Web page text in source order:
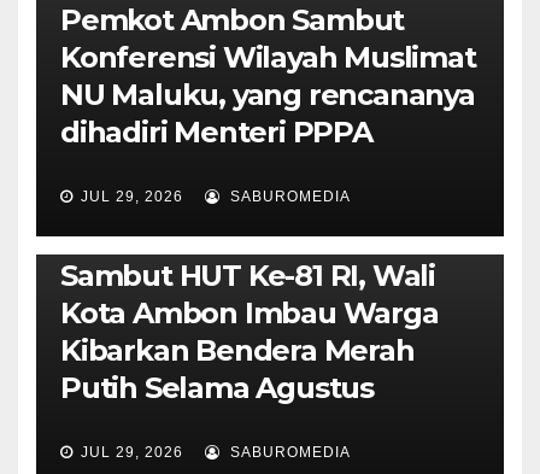
Pemkot Ambon Sambut
Konferensi Wilayah Muslimat
NU Maluku, yang rencananya
dihadiri Menteri PPPA
JUL 29, 2026 SABUROMEDIA
AMBON METRO POLITIK & PEMERINTAHAN
Sambut HUT Ke-81 RI, Wali
Kota Ambon Imbau Warga
Kibarkan Bendera Merah
Putih Selama Agustus
JUL 29, 2026 SABUROMEDIA
PENDIDIKAN & OLAHRAGA THE MOLUCCAS